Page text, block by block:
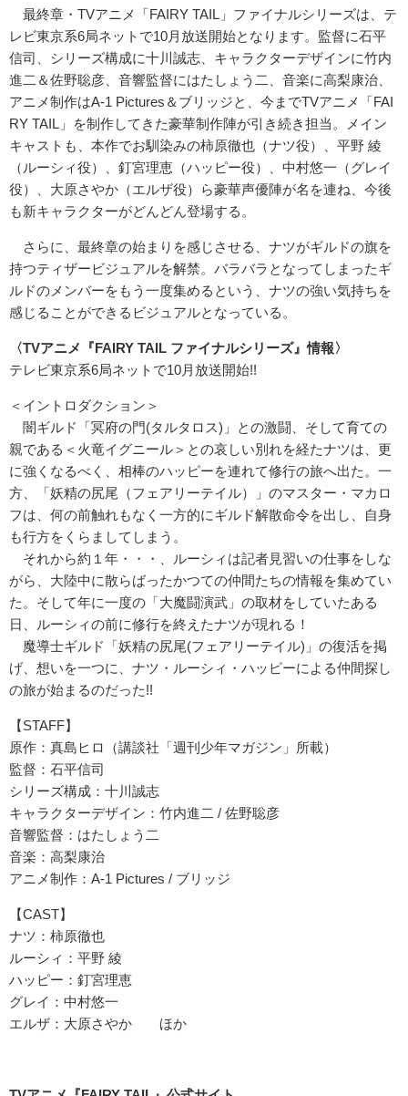
最終章・TVアニメ「FAIRY TAIL」ファイナルシリーズは、テ
レビ東京系6局ネットで10月放送開始となります。監督に石平
信司、シリーズ構成に十川誠志、キャラクターデザインに竹内
進二＆佐野聡彦、音響監督にはたしょう二、音楽に高梨康治、
アニメ制作はA-1 Pictures＆ブリッジと、今までTVアニメ「FAI
RY TAIL」を制作してきた豪華制作陣が引き続き担当。メイン
キャストも、本作でお馴染みの柿原徹也（ナツ役）、平野 綾
（ルーシィ役）、釘宮理恵（ハッピー役）、中村悠一（グレイ
役）、大原さやか（エルザ役）ら豪華声優陣が名を連ね、今後
も新キャラクターがどんどん登場する。
さらに、最終章の始まりを感じさせる、ナツがギルドの旗を
持つティザービジュアルを解禁。バラバラとなってしまったギ
ルドのメンバーをもう一度集めるという、ナツの強い気持ちを
感じることができるビジュアルとなっている。
〈TVアニメ『FAIRY TAIL ファイナルシリーズ』情報〉
テレビ東京系6局ネットで10月放送開始!!
＜イントロダクション＞
闇ギルド「冥府の門(タルタロス)」との激闘、そして育ての
親である＜火竜イグニール＞との哀しい別れを経たナツは、更
に強くなるべく、相棒のハッピーを連れて修行の旅へ出た。一
方、「妖精の尻尾（フェアリーテイル）」のマスター・マカロ
フは、何の前触れもなく一方的にギルド解散命令を出し、自身
も行方をくらましてしまう。
それから約１年・・・、ルーシィは記者見習いの仕事をしな
がら、大陸中に散らばったかつての仲間たちの情報を集めてい
た。そして年に一度の「大魔闘演武」の取材をしていたある
日、ルーシィの前に修行を終えたナツが現れる！
魔導士ギルド「妖精の尻尾(フェアリーテイル)」の復活を掲
げ、想いを一つに、ナツ・ルーシィ・ハッピーによる仲間探し
の旅が始まるのだった!!
【STAFF】
原作：真島ヒロ（講談社「週刊少年マガジン」所載）
監督：石平信司
シリーズ構成：十川誠志
キャラクターデザイン：竹内進二 / 佐野聡彦
音響監督：はたしょう二
音楽：高梨康治
アニメ制作：A-1 Pictures / ブリッジ
【CAST】
ナツ：柿原徹也
ルーシィ：平野 綾
ハッピー：釘宮理恵
グレイ：中村悠一
エルザ：大原さやか ほか